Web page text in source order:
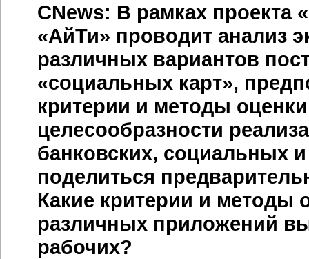
CNews: В рамках проекта
«АйТи» проводит анализ
различных вариантов
«социальных карт»,
критерии и методы
целесообразности
банковских, социальных
поделиться
Какие критерии и методы
различных приложений
рабочих?